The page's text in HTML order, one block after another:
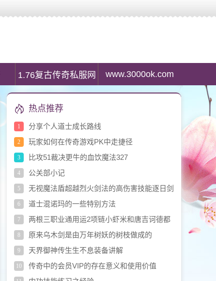
1.76复古传奇私服网 www.3000ok.com
热点推荐
1 分享个人道士成长路线
2 玩家如何在传奇游戏PK中走捷径
3 比攻51裁决更牛的血饮魔法327
4 公关部小记
5
无视魔法盾超越烈火剑法的高伤害技能逐日剑
法
6 道士混诺玛的一些特别方法
7
两根三职业通用运2项链小虾米和唐吉诃德都
没有
8 原来乌木剑是由万年树妖的树枝做成的
9 天界御神传生生不息装备讲解
10 传奇中的会员VIP的存在意义和使用价值